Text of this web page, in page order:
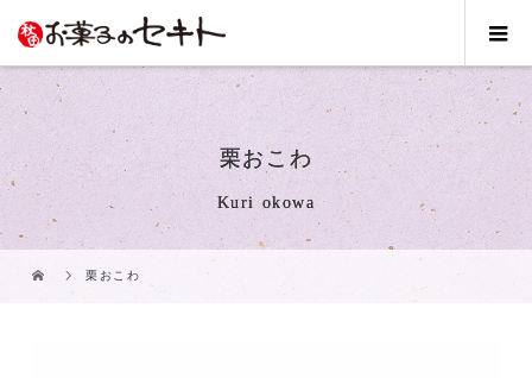
栗おこわ
Kuri okowa
栗おこわ